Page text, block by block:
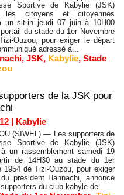
Sportive de Kabylie (JSK)
les citoyens et citoyennes
un sit-in jeudi 07 juin à 10H00
du stade du 1er Novembre
Ouzou, pour exiger le départ
adressé à...
, JSK, Kabylie, Stade
de la JSK pour
| Kabylie
(SIWEL) — Les supporters de
Sportive de Kabylie (JSK)
un rassemblement samedi 19
de 14H30 au stade du 1er
1954 de Tizi-Ouzou, pour exiger
président Hannachi, annonce
du club kabyle de...